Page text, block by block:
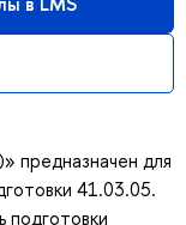
предназначен для
41.03.05.